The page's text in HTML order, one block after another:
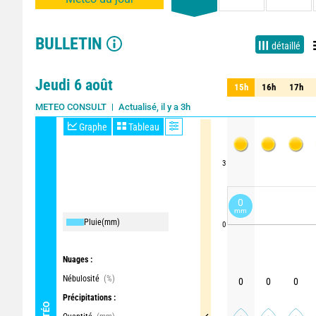
BULLETIN détaillé
Jeudi 6 août
METEO CONSULT Actualisé, il y a 3h
Graphe Tableau
Pluie(mm)
Nuages :
Nébulosité (%)
Précipitations :
3
0
15h 16h 17h
15h 16h 17h
0 0 0
0
mm